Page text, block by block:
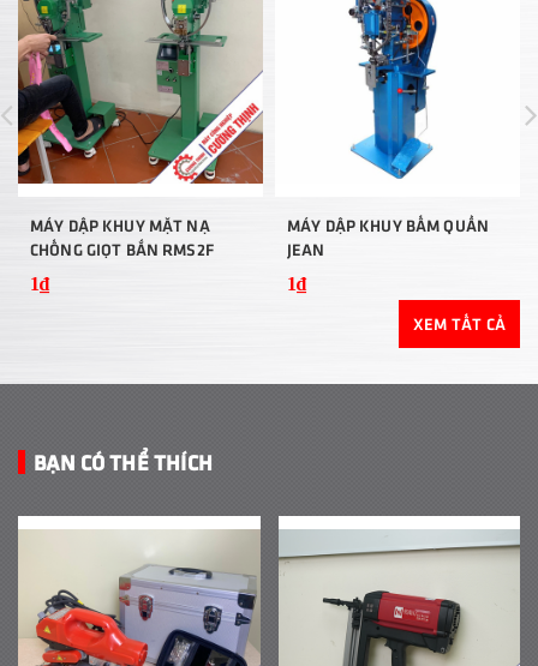
MÁY DẬP KHUY MẶT NẠ
CHỐNG GIỌT BẮN RMS2F
1₫
MÁY DẬP KHUY BẤM QUẦN
JEAN
1₫
XEM TẤT CẢ
BẠN CÓ THỂ THÍCH